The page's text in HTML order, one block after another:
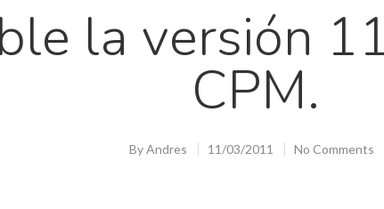
la versión
CPM.
ByAndres 11/03/2011 No Comments